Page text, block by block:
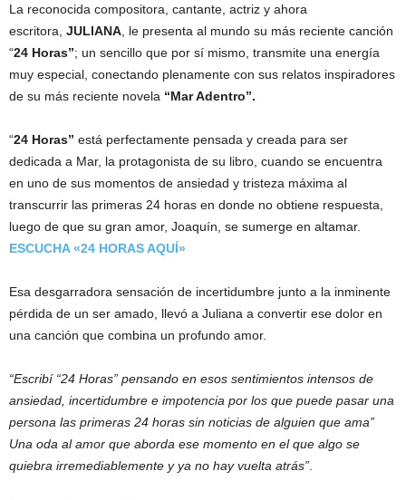
La reconocida compositora, cantante, actriz y ahora
escritora, JULIANA , le presenta al mundo su más reciente canción
“24 Horas”; un sencillo que por sí mismo, transmite una energía
muy especial, conectando plenamente con sus relatos inspiradores
de su más reciente novela “Mar Adentro”.
“24 Horas” está perfectamente pensada y creada para ser
dedicada a Mar, la protagonista de su libro, cuando se encuentra
en uno de sus momentos de ansiedad y tristeza máxima al
transcurrir las primeras 24 horas en donde no obtiene respuesta,
luego de que su gran amor, Joaquín, se sumerge en altamar.
ESCUCHA «24 HORAS AQUÍ»
Esa desgarradora sensación de incertidumbre junto a la inminente
pérdida de un ser amado, llevó a Juliana a convertir ese dolor en
una canción que combina un profundo amor.
“Escribí “24 Horas” pensando en esos sentimientos intensos de
ansiedad, incertidumbre e impotencia por los que puede pasar una
persona las primeras 24 horas sin noticias de alguien que ama”
Una oda al amor que aborda ese momento en el que algo se
quiebra irremediablemente y ya no hay vuelta atrás”